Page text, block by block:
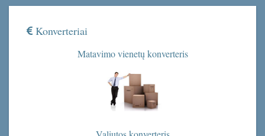
Konverteriai
Matavimo vienetų konverteris